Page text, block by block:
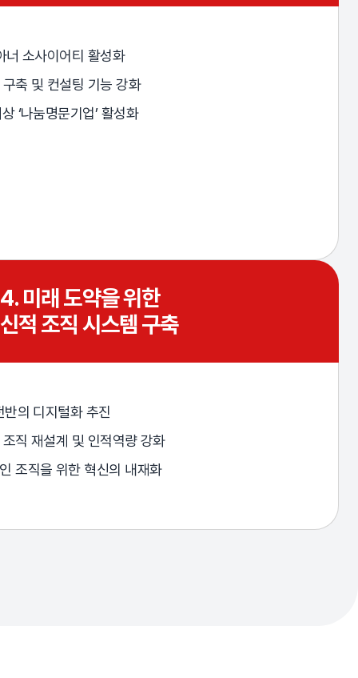
너 소사이어티 활성화
축 및 컨설팅 기능 강화
‘나눔명문기업’ 활성화
4. 미래 도약을 위한
적 조직 시스템 구축
반의 디지털화 추진
직 재설계 및 인적역량 강화
조직을 위한 혁신의 내재화